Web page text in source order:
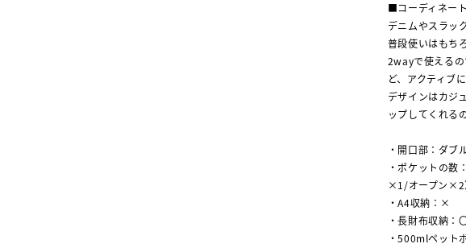
■コーディネート
デニムやスラッ
普段使いはもち
2wayで使える
ど、アクティブ
デザインはカジ
ップしてくれる
・開口部：ダブ
・ポケットの
×1/オープン×2
・A4収納：×
・長財布収納：
・500mlペット